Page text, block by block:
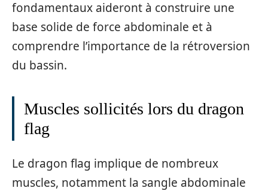
fondamentaux aideront à construire une
base solide de force abdominale et à
comprendre l’importance de la rétroversion
du bassin.
Muscles sollicités lors du dragon
flag
Le dragon flag implique de nombreux
muscles, notamment la sangle abdominale